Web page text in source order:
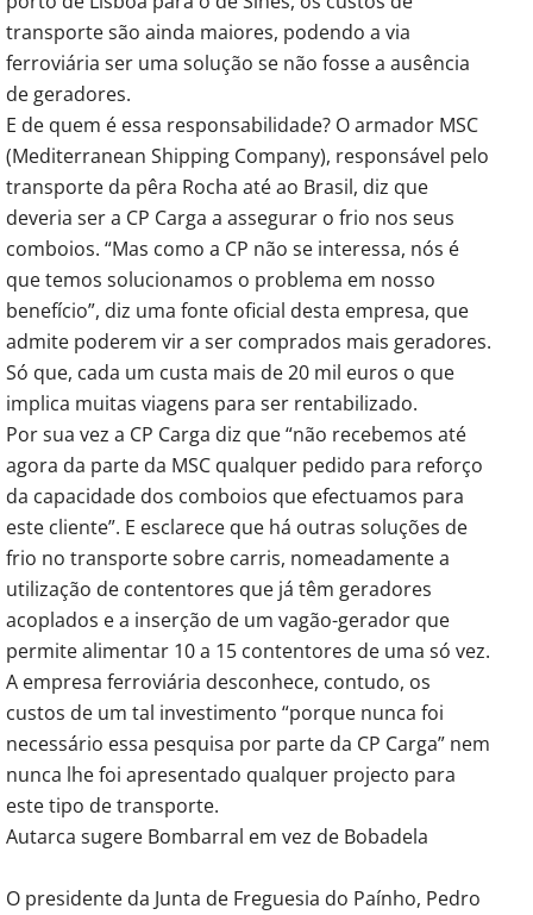
transporte são ainda maiores, podendo a via
ferroviária ser uma solução se não fosse a ausência
de geradores.
E de quem é essa responsabilidade? O armador MSC
(Mediterranean Shipping Company), responsável pelo
transporte da pêra Rocha até ao Brasil, diz que
deveria ser a CP Carga a assegurar o frio nos seus
comboios. “Mas como a CP não se interessa, nós é
que temos solucionamos o problema em nosso
benefício”, diz uma fonte oficial desta empresa, que
admite poderem vir a ser comprados mais geradores.
Só que, cada um custa mais de 20 mil euros o que
implica muitas viagens para ser rentabilizado.
Por sua vez a CP Carga diz que “não recebemos até
agora da parte da MSC qualquer pedido para reforço
da capacidade dos comboios que efectuamos para
este cliente”. E esclarece que há outras soluções de
frio no transporte sobre carris, nomeadamente a
utilização de contentores que já têm geradores
acoplados e a inserção de um vagão-gerador que
permite alimentar 10 a 15 contentores de uma só vez.
A empresa ferroviária desconhece, contudo, os
custos de um tal investimento “porque nunca foi
necessário essa pesquisa por parte da CP Carga” nem
nunca lhe foi apresentado qualquer projecto para
este tipo de transporte.
Autarca sugere Bombarral em vez de Bobadela
O presidente da Junta de Freguesia do Paínho, Pedro